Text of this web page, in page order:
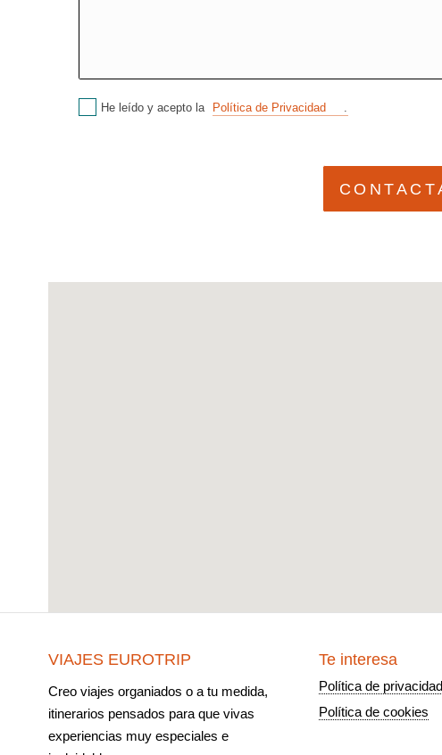
He leído y acepto la Política de Privacidad .
VIAJES EUROTRIP
Creo viajes organiados o a tu medida,
itinerarios pensados para que vivas
experiencias muy especiales e
Te interesa
Política de privacidad
Política de cookies